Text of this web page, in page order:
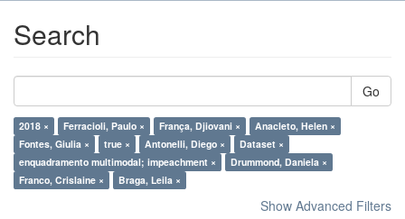
Search
Go
2018 × Ferracioli, Paulo × França, Djiovani ×
Anacleto, Helen ×
Fontes, Giulia ×
true × Antonelli, Diego ×
Dataset ×
enquadramento multimodal; impeachment ×
Drummond, Daniela ×
Franco, Crislaine ×
Braga, Leila ×
Show Advanced Filters